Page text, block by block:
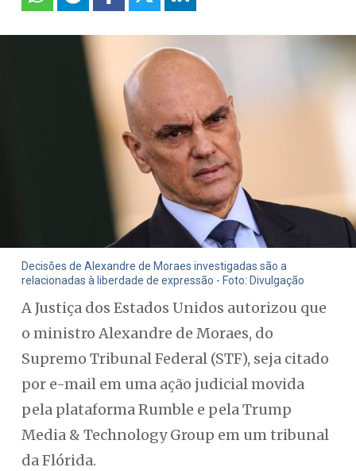
Decisões de Alexandre de Moraes investigadas são a
relacionadas à liberdade de expressão - Foto: Divulgação
A Justiça dos Estados Unidos autorizou que
o ministro Alexandre de Moraes, do
Supremo Tribunal Federal (STF), seja citado
por e-mail em uma ação judicial movida
pela plataforma Rumble e pela Trump
Media & Technology Group em um tribunal
da Flórida.